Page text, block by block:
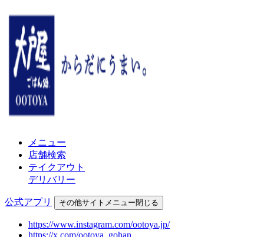
メニュー
店舗検索
テイクアウト
デリバリー
公式アプリ その他サイトメニュー閉じる
https://www.instagram.com/ootoya.jp/
https://x.com/ootoya_gohan